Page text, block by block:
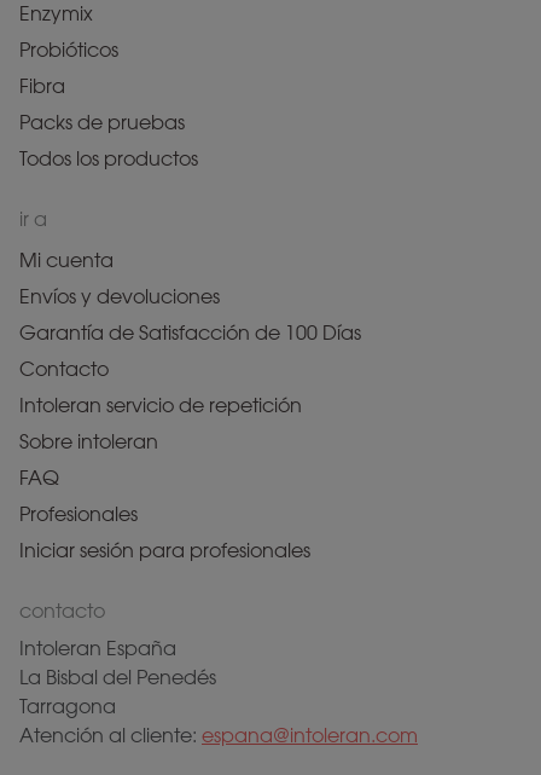
Enzymix
Probióticos
Fibra
Packs de pruebas
Todos los productos
ir a
Mi cuenta
Envíos y devoluciones
Garantía de Satisfacción de 100 Días
Contacto
Intoleran servicio de repetición
Sobre intoleran
FAQ
Profesionales
Iniciar sesión para profesionales
contacto
Intoleran España
La Bisbal del Penedés
Tarragona
Atención al cliente: espana@intoleran.com